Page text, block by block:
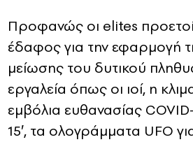
Προφανώς οι elites
έδαφος για την εφαρμογή
μείωσης του δυτικού
εργαλεία όπως οι ιοί, η
εμβόλια ευθανασίας
15′, τα ολογράμματα UFO